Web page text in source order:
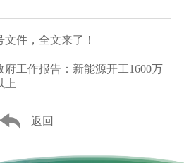
文件，全文来了！
府工作报告：新能源开工1600万
上
返回